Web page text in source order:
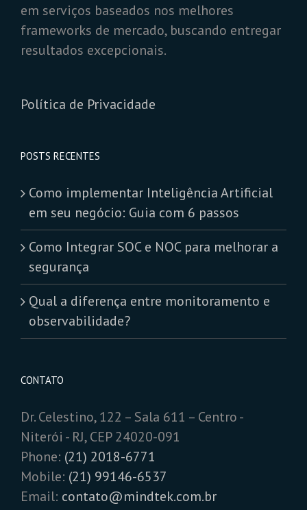
em serviços baseados nos melhores
frameworks de mercado, buscando entregar
resultados excepcionais.
Política de Privacidade
POSTS RECENTES
Como implementar Inteligência Artificial
em seu negócio: Guia com 6 passos
Como Integrar SOC e NOC para melhorar a
segurança
Qual a diferença entre monitoramento e
observabilidade?
CONTATO
Dr. Celestino, 122 – Sala 611 – Centro -
Niterói - RJ, CEP 24020-091
Phone: (21) 2018-6771
Mobile: (21) 99146-6537
Email: contato@mindtek.com.br